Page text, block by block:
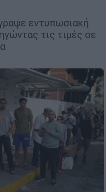
εντυπωσιακή
τις τιμές σε